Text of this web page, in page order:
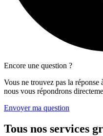
Encore une question ?
Vous ne trouvez pas la
nous vous répondrons
Envoyer ma question
Tous nos services